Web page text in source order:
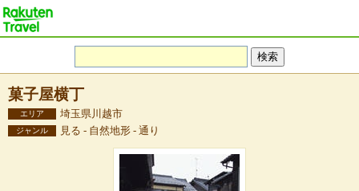
菓子屋横丁
エリア 埼玉県川越市
ジャンル 見る - 自然地形 - 通り